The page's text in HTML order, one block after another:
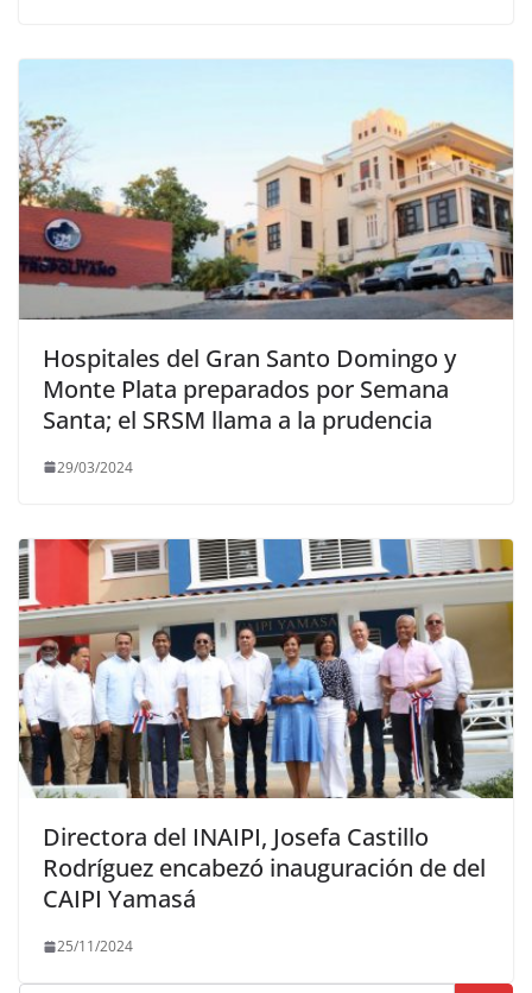
Hospitales del Gran Santo Domingo y
Monte Plata preparados por Semana
Santa; el SRSM llama a la prudencia
29/03/2024
Directora del INAIPI, Josefa Castillo
Rodríguez encabezó inauguración de del
CAIPI Yamasá
25/11/2024